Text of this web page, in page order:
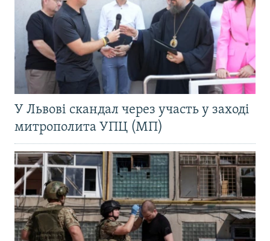
У Львові скандал через участь у заході
митрополита УПЦ (МП)